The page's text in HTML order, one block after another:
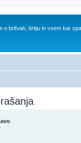
o britvah, britju in vsem kar